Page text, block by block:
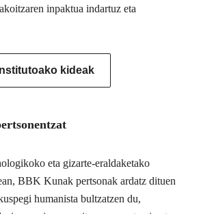
inpaktua indartuz eta
kideak
eta gizarte-eraldaketako
BBK Kunak pertsonak ardatz dituen
humanista bultzatzen du,